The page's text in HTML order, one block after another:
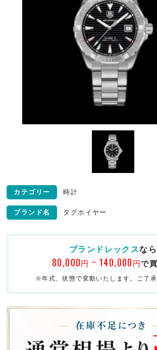
カテゴリー 時計
ブランド名 タグホイヤー
ブランドレックスなら
80,000円 ~ 140,000 円で
※年式、状態で変動いたします。ご了承